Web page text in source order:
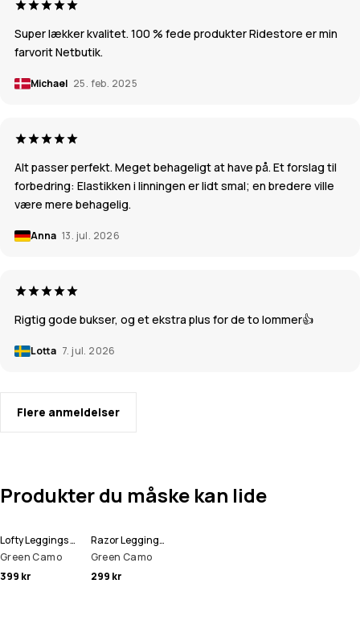
Super lækker kvalitet. 100 % fede produkter Ridestore er min
farvorit Netbutik.
Michael 25. feb. 2025
Alt passer perfekt. Meget behageligt at have på. Et forslag til
forbedring: Elastikken i linningen er lidt smal; en bredere ville
være mere behagelig.
Anna 13. jul. 2026
Rigtig gode bukser, og et ekstra plus for de to lommer👍
Lotta 7. jul. 2026
Flere anmeldelser
Produkter du måske kan lide
Lofty Leggings Dame
Green Camo
399 kr
Razor Leggings Dame
Green Camo
299 kr